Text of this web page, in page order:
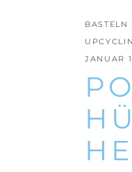
JANUAR